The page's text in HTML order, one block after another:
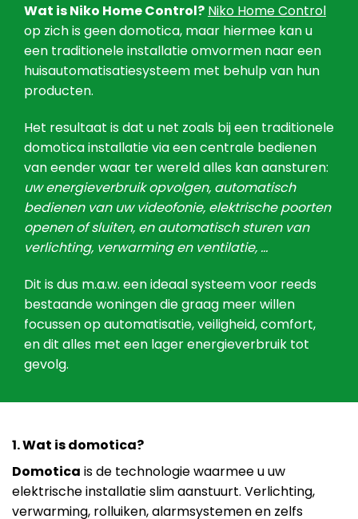
Wat is Niko Home Control? Niko Home Control
op zich is geen domotica, maar hiermee kan u
een traditionele installatie omvormen naar een
huisautomatisatiesysteem met behulp van hun
producten.
Het resultaat is dat u net zoals bij een traditionele
domotica installatie via een centrale bedienen
van eender waar ter wereld alles kan aansturen:
uw energieverbruik opvolgen, automatisch
bedienen van uw videofonie, elektrische poorten
openen of sluiten, en automatisch sturen van
verlichting, verwarming en ventilatie, …
Dit is dus m.a.w. een ideaal systeem voor reeds
bestaande woningen die graag meer willen
focussen op automatisatie, veiligheid, comfort,
en dit alles met een lager energieverbruik tot
gevolg.
1. Wat is domotica?
Domotica is de technologie waarmee u uw
elektrische installatie slim aanstuurt. Verlichting,
verwarming, rolluiken, alarmsystemen en zelfs